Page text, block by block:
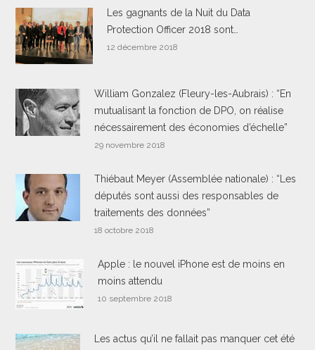
Les gagnants de la Nuit du Data
Protection Officer 2018 sont…
12 décembre 2018
William Gonzalez (Fleury-les-Aubrais) : “En
mutualisant la fonction de DPO, on réalise
nécessairement des économies d’échelle”
29 novembre 2018
Thiébaut Meyer (Assemblée nationale) : “Les
députés sont aussi des responsables de
traitements des données”
18 octobre 2018
Apple : le nouvel iPhone est de moins en
moins attendu
10 septembre 2018
Les actus qu’il ne fallait pas manquer cet été